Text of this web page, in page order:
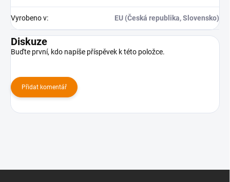
Vyrobeno v: EU (Česká republika, Slovensko)
Diskuze
Buďte první, kdo napíše příspěvek k této položce.
Přidat komentář